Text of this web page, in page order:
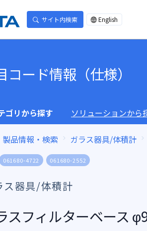
サイト内検索 English
コード情報（仕様）
ゴリから探す ソリューションから
製品情報・検索 ガラス器具/体積計
061680-4722 061680-2552
ス器具/体積計
スフィルターベース